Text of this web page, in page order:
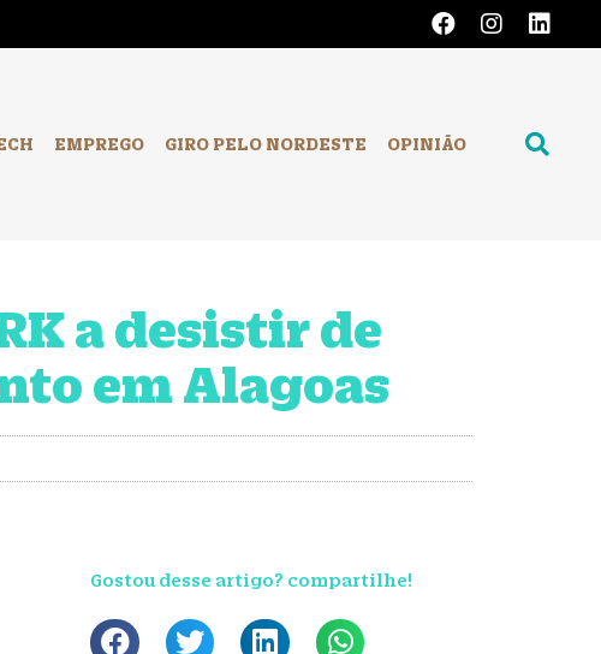
EMPREGO GIRO PELO NORDESTE OPINIÃO
a desistir de
em Alagoas
Gostou desse artigo? compartilhe!